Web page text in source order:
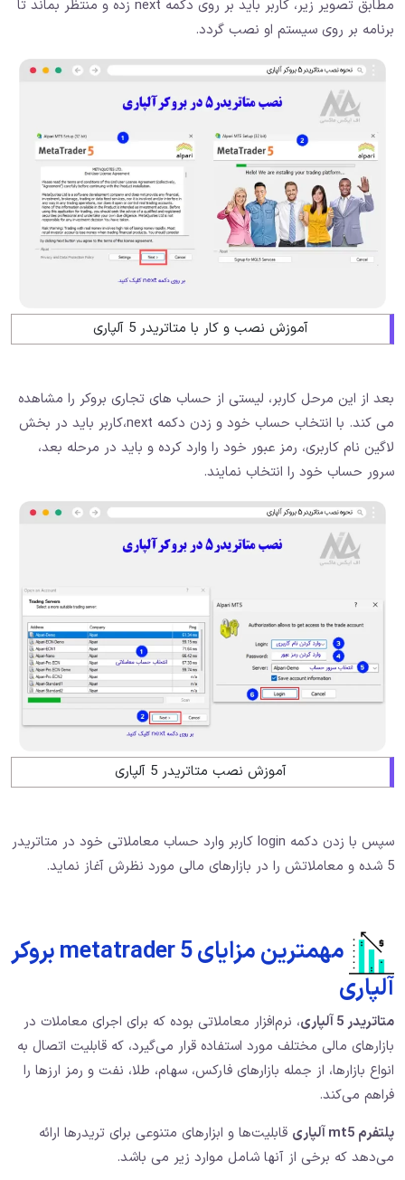
مطابق تصویر زیر، کاربر باید بر روی دکمه next زده و منتظر بماند تا
برنامه بر روی سیستم او نصب گردد.
آموزش نصب و کار با متاتریدر 5 آلپاری
بعد از این مرحل کاربر، لیستی از حساب های تجاری بروکر را مشاهده
می کند. با انتخاب حساب خود و زدن دکمه next،‌کاربر باید در بخش
لاگین نام کاربری، رمز عبور خود را وارد کرده و باید در مرحله بعد،
سرور حساب خود را انتخاب نمایند.
آموزش نصب متاتریدر 5 آلپاری
سپس با زدن دکمه login کاربر وارد حساب معاملاتی خود در متاتریدر
5 شده و معاملاتش را در بازارهای مالی مورد نظرش آغاز نماید.
مهمترین مزایای metatrader 5 بروکر
آلپاری
متاتریدر 5 آلپاری
، نرم‌افزار معاملاتی بوده که برای اجرای معاملات در
بازارهای مالی مختلف مورد استفاده قرار می‌گیرد، که قابلیت اتصال به
انواع بازارها، از جمله بازارهای فارکس، سهام، طلا، نفت و رمز ارزها را
فراهم می‌کند.
پلتفرم mt5 آلپاری
قابلیت‌ها و ابزارهای متنوعی برای تریدرها ارائه
می‌دهد که برخی از آنها شامل موارد زیر می باشد.